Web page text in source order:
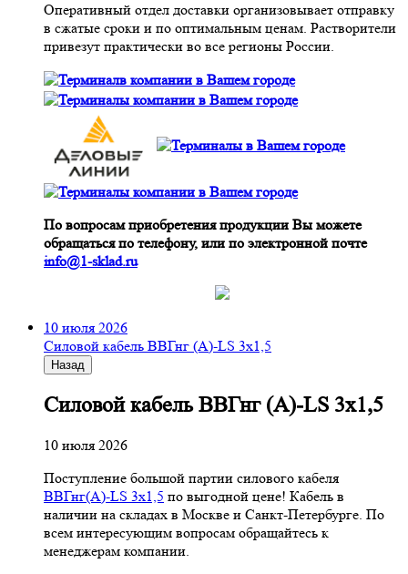
Оперативный отдел доставки организовывает отправку
в сжатые сроки и по оптимальным ценам. Растворители
привезут практически во все регионы России.
По вопросам приобретения продукции Вы можете
обращаться по телефону, или по электронной почте
info@1-sklad.ru
10 июля 2026
Cиловой кабель ВВГнг (A)-LS 3х1,5
Назад
Cиловой кабель ВВГнг (A)-LS 3х1,5
10 июля 2026
Поступление большой партии силового кабеля
ВВГнг(A)-LS 3х1,5 по выгодной цене! Кабель в
наличии на складах в Москве и Санкт-Петербурге. По
всем интересующим вопросам обращайтесь к
менеджерам компании.